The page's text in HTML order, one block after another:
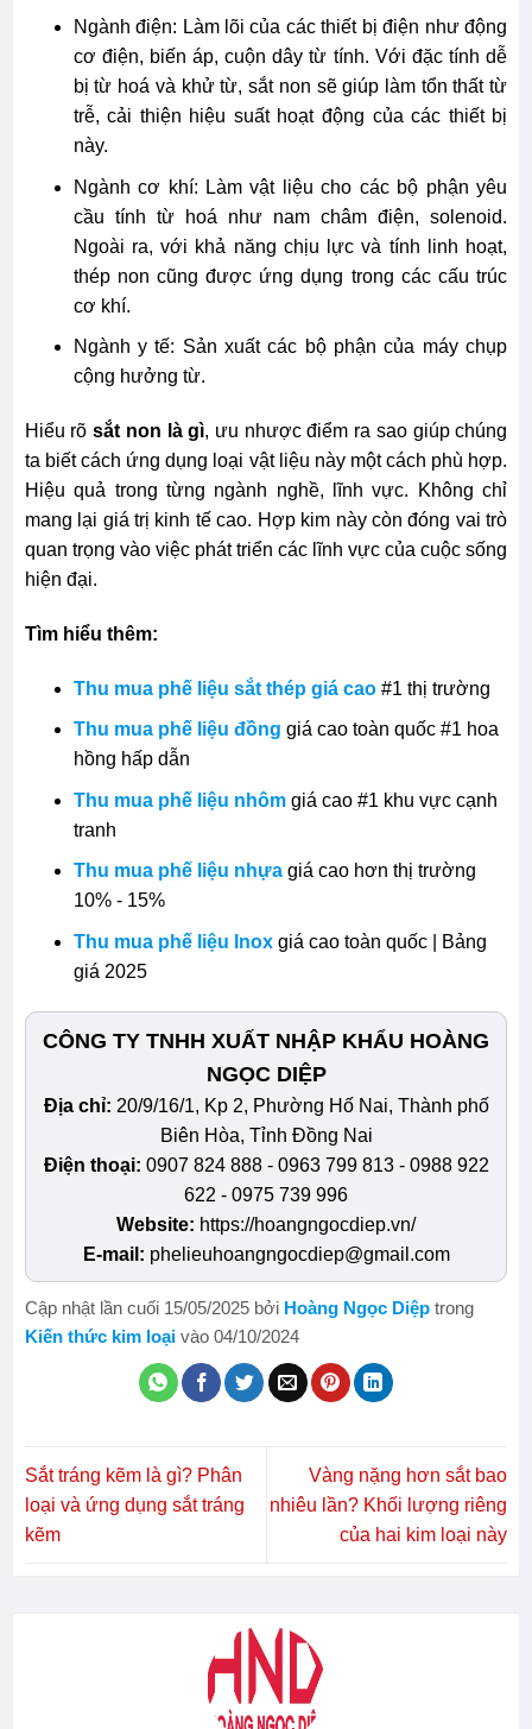
Ngành điện: Làm lõi của các thiết bị điện như động
cơ điện, biến áp, cuộn dây từ tính. Với đặc tính dễ
bị từ hoá và khử từ, sắt non sẽ giúp làm tổn thất từ
trễ, cải thiện hiệu suất hoạt động của các thiết bị
này.
Ngành cơ khí: Làm vật liệu cho các bộ phận yêu
cầu tính từ hoá như nam châm điện, solenoid.
Ngoài ra, với khả năng chịu lực và tính linh hoạt,
thép non cũng được ứng dụng trong các cấu trúc
cơ khí.
Ngành y tế: Sản xuất các bộ phận của máy chụp
cộng hưởng từ.
Hiểu rõsắt non là gì, ưu nhược điểm ra sao giúp chúng
ta biết cách ứng dụng loại vật liệu này một cách phù hợp.
Hiệu quả trong từng ngành nghề, lĩnh vực. Không chỉ
mang lại giá trị kinh tế cao. Hợp kim này còn đóng vai trò
quan trọng vào việc phát triển các lĩnh vực của cuộc sống
hiện đại.
Tìm hiểu thêm:
Thu mua phế liệu sắt thép giá cao#1 thị trường
Thu mua phế liệu đồng giá cao toàn quốc #1 hoa
hồng hấp dẫn
Thu mua phế liệu nhômgiá cao #1 khu vực cạnh
tranh
Thu mua phế liệu nhựagiá cao hơn thị trường
10% - 15%
Thu mua phế liệu Inoxgiá cao toàn quốc | Bảng
giá 2025
CÔNG TY TNHH XUẤT NHẬP KHẨU HOÀNG
NGỌC DIỆP
Địa chỉ: 20/9/16/1, Kp 2, Phường Hố Nai, Thành phố
Biên Hòa, Tỉnh Đồng Nai
Điện thoại: 0907 824 888 - 0963 799 813 - 0988 922
622 - 0975 739 996
Website: https://hoangngocdiep.vn/
E-mail: phelieuhoangngocdiep@gmail.com
Cập nhật lần cuối 15/05/2025 bởi Hoàng Ngọc Diệptrong
Kiến thức kim loạivào 04/10/2024
Sắt tráng kẽm là gì? Phân
loại và ứng dụng sắt tráng
kẽm
Vàng nặng hơn sắt bao
nhiêu lần? Khối lượng riêng
của hai kim loại này